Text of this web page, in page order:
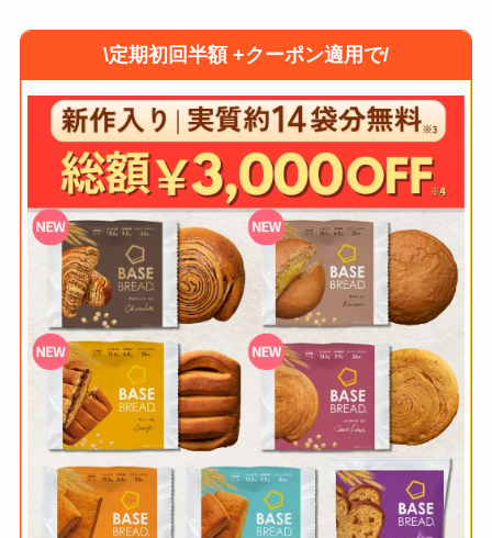
\定期初回半額 +クーポン適用で/